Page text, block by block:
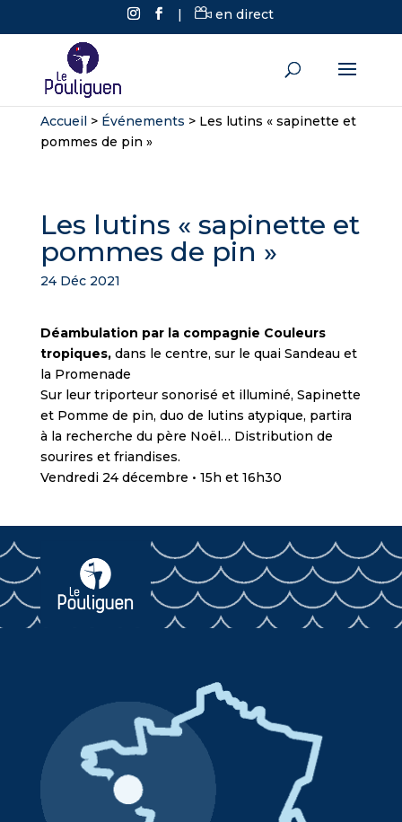
| en direct
Accueil> Événements > Les lutins « sapinette et
pommes de pin »
Les lutins « sapinette et
pommes de pin »
24 Déc 2021
Déambulation par la compagnie Couleurs
tropiques,dans le centre, sur le quai Sandeau et
la Promenade
Sur leur triporteur sonorisé et illuminé, Sapinette
et Pomme de pin, duo de lutins atypique, partira
à la recherche du père Noël… Distribution de
sourires et friandises.
Vendredi 24 décembre • 15h et 16h30